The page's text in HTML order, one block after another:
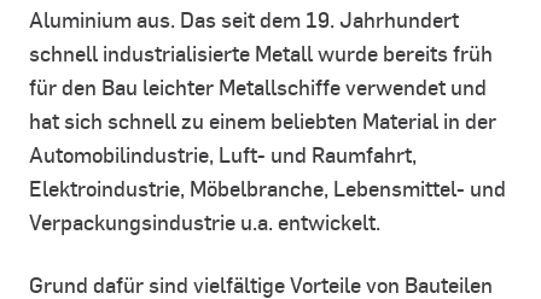
Aluminium aus. Das seit dem 19. Jahrhundert
schnell industrialisierte Metall wurde bereits früh
für den Bau leichter Metallschiffe verwendet und
hat sich schnell zu einem beliebten Material in der
Automobilindustrie, Luft- und Raumfahrt,
Elektroindustrie, Möbelbranche, Lebensmittel- und
Verpackungsindustrie u.a. entwickelt.
Grund dafür sind vielfältige Vorteile von Bauteilen